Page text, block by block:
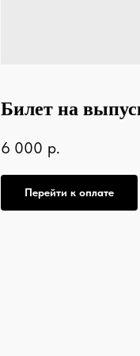
Билет на
6 000 р.
Перейти к оплате